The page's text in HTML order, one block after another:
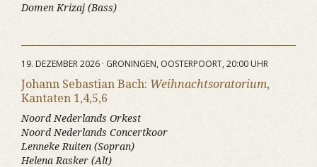
Domen Krizaj (Bass)
19. DEZEMBER 2026 · GRONINGEN, OOSTERPOORT, 20:00 UHR
Johann Sebastian Bach: Weihnachtsoratorium,
Kantaten 1,4,5,6
Noord Nederlands Orkest
Noord Nederlands Concertkoor
Lenneke Ruiten (Sopran)
Helena Rasker (Alt)